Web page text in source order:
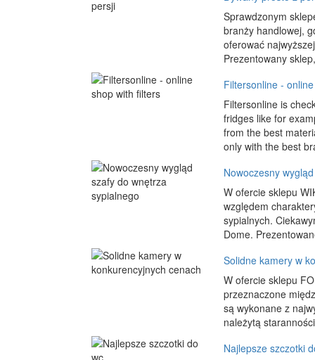
Sprawdzonym
branży handlowej,
oferować
Prezentowany
Filtersonline -
Filtersonline is
fridges like for
from the best
only with the best
Nowoczesny
W ofercie sklepu
względem
sypialnych.
Dome.
Solidne kamery w
W ofercie sklepu
przeznaczone
są wykonane z
należytą
Najlepsze szczotki